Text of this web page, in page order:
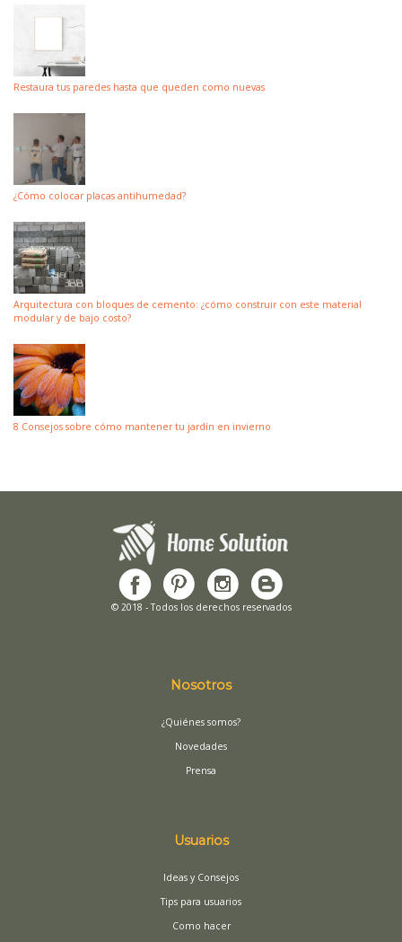
Restaura tus paredes hasta que queden como nuevas
¿Cómo colocar placas antihumedad?
Arquitectura con bloques de cemento: ¿cómo construir con este material
modular y de bajo costo?
8 Consejos sobre cómo mantener tu jardín en invierno
© 2018 - Todos los derechos reservados
Nosotros
¿Quiénes somos?
Novedades
Prensa
Usuarios
Ideas y Consejos
Tips para usuarios
Como hacer